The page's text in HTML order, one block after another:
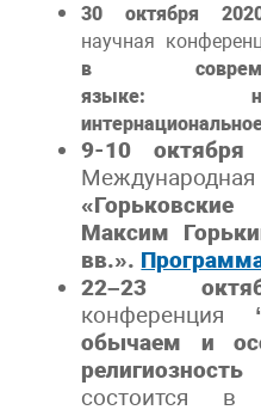
30 октября
научная
в
языке:
9-10 октября
Международная
Максим
вв.».
22–23
конференция
обычаем и
состоится в